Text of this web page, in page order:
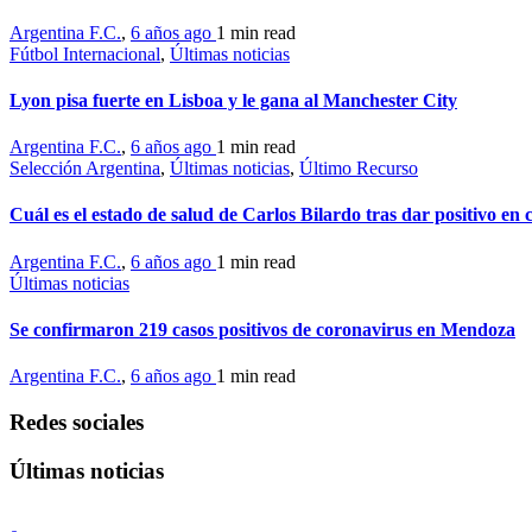
Argentina F.C., 6 años ago 1 min read
Fútbol Internacional, Últimas noticias
Lyon pisa fuerte en Lisboa y le gana al Manchester City
Argentina F.C., 6 años ago 1 min read
Selección Argentina, Últimas noticias, Último Recurso
Cuál es el estado de salud de Carlos Bilardo tras dar positivo en
Argentina F.C., 6 años ago 1 min read
Últimas noticias
Se confirmaron 219 casos positivos de coronavirus en Mendoza
Argentina F.C., 6 años ago 1 min read
Redes sociales
Últimas noticias